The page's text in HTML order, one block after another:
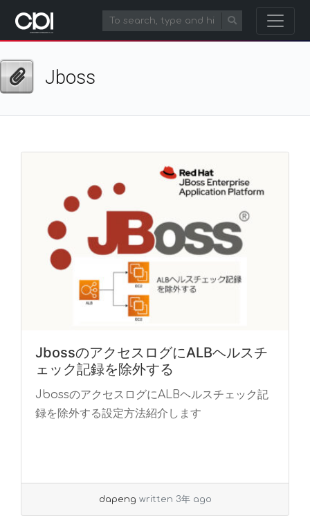
Jboss
JbossのアクセスログにALBヘルスチ
ェック記録を除外する
JbossのアクセスログにALBヘルスチェック記
録を除外する設定方法紹介します
dapeng written 3年 ago